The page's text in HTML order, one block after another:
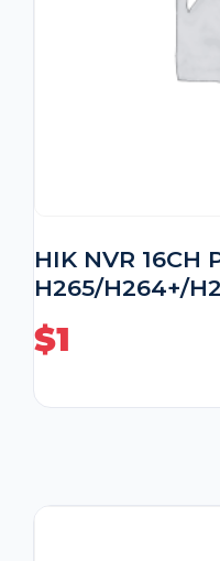
HIK NVR 16CH
H265/H264+/
$1